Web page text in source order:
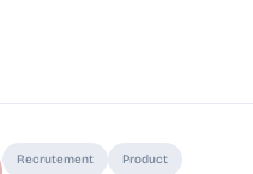
Recrutement Product